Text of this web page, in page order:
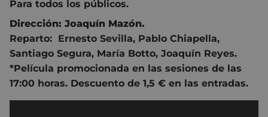
Para todos los públicos.
Dirección: Joaquín Mazón.
Reparto: Ernesto Sevilla, Pablo Chiapella,
Santiago Segura, María Botto, Joaquín Reyes.
*Película promocionada en las sesiones de las
17:00 horas. Descuento de 1,5 € en las entradas.